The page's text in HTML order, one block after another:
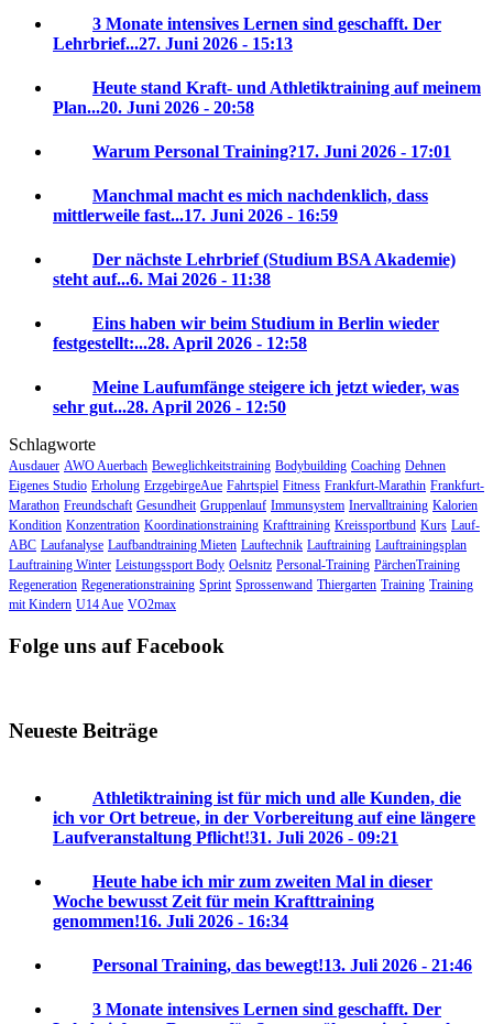
3 Monate intensives Lernen sind geschafft. Der
Lehrbrief...27. Juni 2026 - 15:13
Heute stand Kraft- und Athletiktraining auf meinem
Plan...20. Juni 2026 - 20:58
Warum Personal Training?17. Juni 2026 - 17:01
Manchmal macht es mich nachdenklich, dass
mittlerweile fast...17. Juni 2026 - 16:59
Der nächste Lehrbrief (Studium BSA Akademie)
steht auf...6. Mai 2026 - 11:38
Eins haben wir beim Studium in Berlin wieder
festgestellt:...28. April 2026 - 12:58
Meine Laufumfänge steigere ich jetzt wieder, was
sehr gut...28. April 2026 - 12:50
Schlagworte
Ausdauer AWO Auerbach Beweglichkeitstraining Bodybuilding Coaching Dehnen
Eigenes Studio Erholung ErzgebirgeAue Fahrtspiel Fitness Frankfurt-Marathin Frankfurt-
Marathon Freundschaft Gesundheit Gruppenlauf Immunsystem Inervalltraining Kalorien
Kondition Konzentration Koordinationstraining Krafttraining Kreissportbund Kurs Lauf-
ABC Laufanalyse Laufbandtraining Mieten Lauftechnik Lauftraining Lauftrainingsplan
Lauftraining Winter Leistungssport Body Oelsnitz Personal-Training PärchenTraining
Regeneration Regenerationstraining Sprint Sprossenwand Thiergarten Training Training
mit Kindern U14 Aue VO2max
Folge uns auf Facebook
Neueste Beiträge
Athletiktraining ist für mich und alle Kunden, die
ich vor Ort betreue, in der Vorbereitung auf eine längere
Laufveranstaltung Pflicht!31. Juli 2026 - 09:21
Heute habe ich mir zum zweiten Mal in dieser
Woche bewusst Zeit für mein Krafttraining
genommen!16. Juli 2026 - 16:34
Personal Training, das bewegt!13. Juli 2026 - 21:46
3 Monate intensives Lernen sind geschafft. Der